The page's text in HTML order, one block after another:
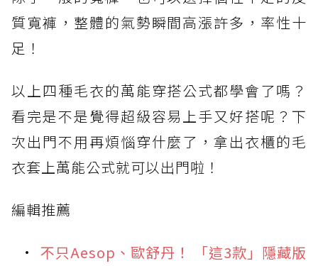
質寬褲，整體的氣勢瞬間高漲許多，率性十
足！
以上四種毛衣的萬能穿搭公式都學會了嗎？
看完是不是覺得超級容易上手又好搭呢？下
次出門不用再煩惱穿什麼了，拿出衣櫃的毛
衣套上萬能公式就可以出門啦！
編輯推薦
不只Aesop、歐舒丹！ 「這3款」隱藏版